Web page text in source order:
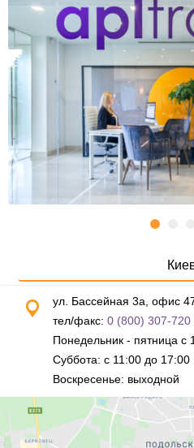
ул. Бассейная 3а, офис
тел/факс: 0 (800) 307-720
Понедельник - пятница с
Суббота: с 11:00 до 17:00
Воскресенье: выходной